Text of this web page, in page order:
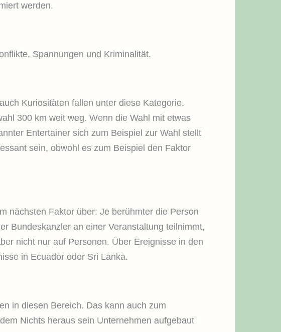
werden.
Spannungen und Kriminalität.
Kuriositäten fallen unter diese Kategorie.
300 km weit weg. Wenn die Wahl mit etwas
Entertainer sich zum Beispiel zur Wahl stellt
sein, obwohl es zum Beispiel den Faktor
nächsten Faktor über: Je berühmter die Person
Bundeskanzler an einer Veranstaltung teilnimmt,
nicht nur auf Personen. Über Ereignisse in den
in Ecuador oder Sri Lanka.
in diesen Bereich. Das kann auch zum
Nichts heraus sein Unternehmen aufgebaut